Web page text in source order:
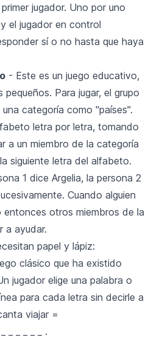
jugador. Uno por uno
el jugador en control
sí o no hasta que haya
- Este es un juego educativo,
Para jugar, el grupo
categoría como "países".
letra por letra, tomando
a un miembro de la categoría
siguiente letra del alfabeto.
1 dice Argelia, la persona 2
Cuando alguien
otros miembros de la
a ayudar.
papel y lápiz:
clásico que ha existido
jugador elige una palabra o
para cada letra sin decirle a
viajar =
_ _ _ _ _ .